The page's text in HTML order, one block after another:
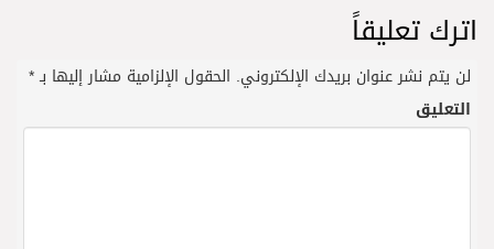
اترك تعليقاً
لن يتم نشر عنوان بريدك الإلكتروني. الحقول الإلزامية مشار إليها بـ*
التعليق